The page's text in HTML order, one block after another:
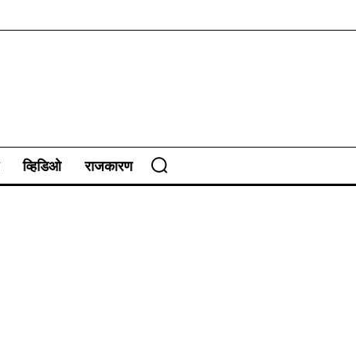
व्हिडिओ राजकारण